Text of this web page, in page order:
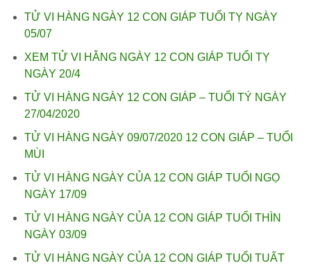
TỬ VI HÀNG NGÀY 12 CON GIÁP TUỔI TỴ NGÀY
05/07
XEM TỬ VI HẰNG NGÀY 12 CON GIÁP TUỔI TỴ
NGÀY 20/4
TỬ VI HÀNG NGÀY 12 CON GIÁP – TUỔI TÝ NGÀY
27/04/2020
TỬ VI HÀNG NGÀY 09/07/2020 12 CON GIÁP – TUỔI
MÙI
TỬ VI HÀNG NGÀY CỦA 12 CON GIÁP TUỔI NGỌ
NGÀY 17/09
TỬ VI HÀNG NGÀY CỦA 12 CON GIÁP TUỔI THÌN
NGÀY 03/09
TỬ VI HÀNG NGÀY CỦA 12 CON GIÁP TUỔI TUẤT